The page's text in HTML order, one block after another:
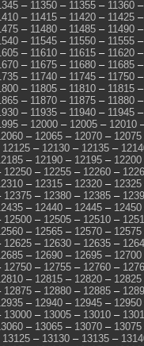
– 11350 – 11355 – 11360 –
– 11415 – 11420 – 11425 –
– 11480 – 11485 – 11490 –
– 11545 – 11550 – 11555 –
– 11610 – 11615 – 11620 –
– 11675 – 11680 – 11685 –
– 11740 – 11745 – 11750 –
– 11805 – 11810 – 11815 –
– 11870 – 11875 – 11880 –
– 11935 – 11940 – 11945 –
– 12000 – 12005 – 12010
– 12065 – 12070 – 12075
12125 – 12130 – 12135 –
– 12190 – 12195 – 12200
12250 – 12255 – 12260 –
– 12315 – 12320 – 12325
12375 – 12380 – 12385 –
– 12440 – 12445 – 12450
12500 – 12505 – 12510 –
– 12565 – 12570 – 12575
12625 – 12630 – 12635 –
– 12690 – 12695 – 12700
12750 – 12755 – 12760 –
– 12815 – 12820 – 12825
12875 – 12880 – 12885 –
– 12940 – 12945 – 12950
13000 – 13005 – 13010 –
– 13065 – 13070 – 13075
13125 – 13130 – 13135 –